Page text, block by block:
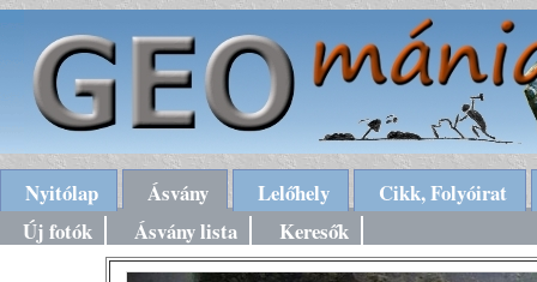
Nyitólap Ásvány Lelőhely
Cikk, Folyóirat
Új fotók
Ásvány lista Keresők